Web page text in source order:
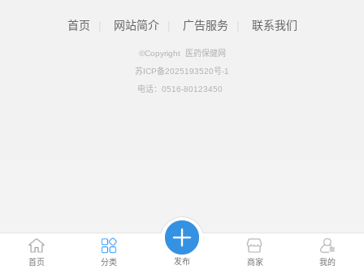
首页 分类 发布 商家 我的
首页 网站简介 广告服务 联系我们
©Copyright 医药保健网
苏ICP备2025193520号-1
电话： 0516-80123450